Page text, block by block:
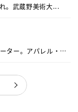
。武蔵野美術大...
ター。アパレル・キ